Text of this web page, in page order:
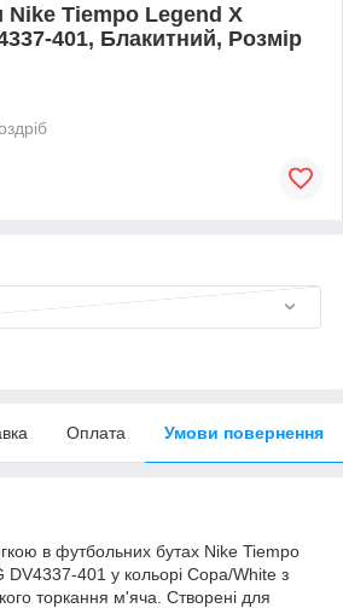
Nike Tiempo Legend X
401, Блакитний, Розмір
Оплата Умови повернення
в футбольних бутах Nike Tiempo
401 у кольорі Copa/White з
торкання м'яча. Створені для